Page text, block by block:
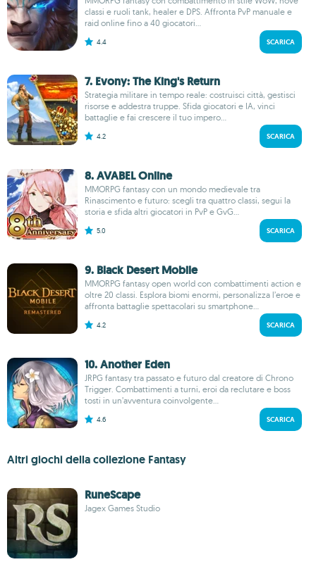
classi e ruoli tank, healer e DPS. Affronta PvP manuale e
raid online fino a 40 giocatori...
4.4 SCARICA
7. Evony: The King's Return
Strategia militare in tempo reale: costruisci città, gestisci
risorse e addestra truppe. Sfida giocatori e IA, vinci
battaglie e fai crescere il tuo impero...
4.2 SCARICA
8. AVABEL Online
MMORPG fantasy con un mondo medievale tra
Rinascimento e futuro: scegli tra quattro classi, segui la
storia e sfida altri giocatori in PvP e GvG...
5.0 SCARICA
9. Black Desert Mobile
MMORPG fantasy open world con combattimenti action e
oltre 20 classi. Esplora biomi enormi, personalizza l’eroe e
affronta battaglie spettacolari su smartphone...
4.2 SCARICA
10. Another Eden
JRPG fantasy tra passato e futuro dal creatore di Chrono
Trigger. Combattimenti a turni, eroi da reclutare e boss
tosti in un’avventura coinvolgente...
4.6 SCARICA
Altri giochi della collezione Fantasy
RuneScape
Jagex Games Studio